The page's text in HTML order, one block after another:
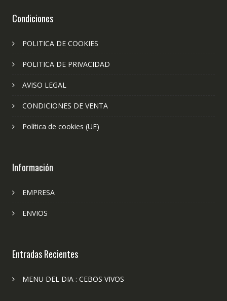
Condiciones
POLITICA DE COOKIES
POLITICA DE PRIVACIDAD
AVISO LEGAL
CONDICIONES DE VENTA
Política de cookies (UE)
Información
EMPRESA
ENVIOS
Entradas Recientes
MENU DEL DIA : CEBOS VIVOS